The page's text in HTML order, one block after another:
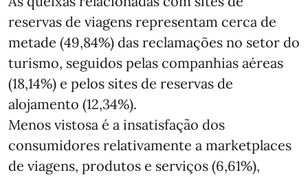
reservas de viagens representam cerca de
metade (49,84%) das reclamações no setor do
turismo, seguidos pelas companhias aéreas
(18,14%) e pelos sites de reservas de
alojamento (12,34%).
Menos vistosa é a insatisfação dos
consumidores relativamente a marketplaces
de viagens, produtos e serviços (6,61%),